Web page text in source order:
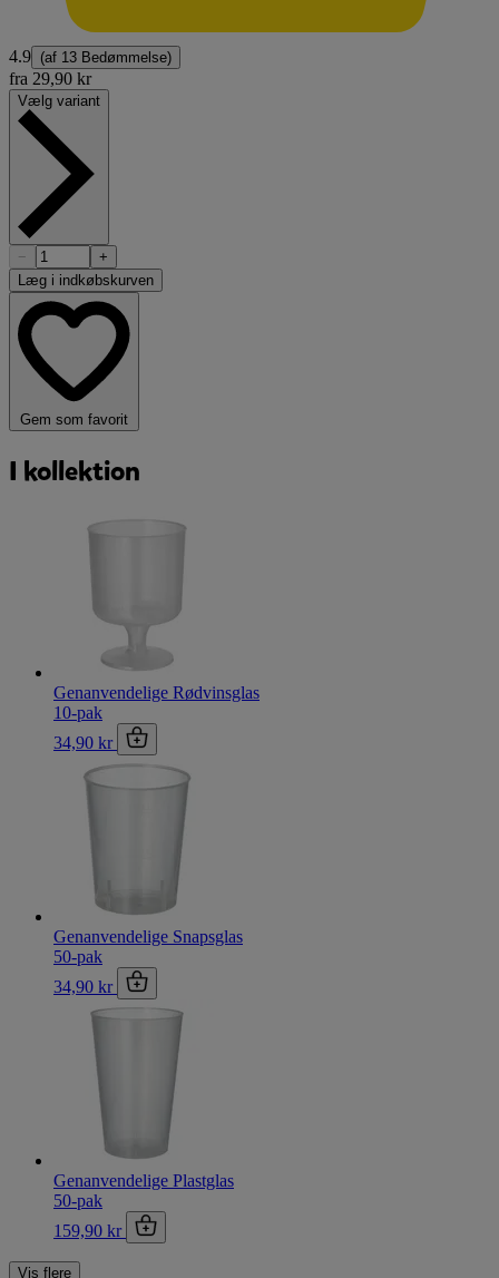
4.9 (af 13 Bedømmelse)
fra 29,90 kr
Vælg variant
−
+
Læg i indkøbskurven
Gem som favorit
I kollektion
Genanvendelige Rødvinsglas
10-pak
34,90 kr
Genanvendelige Snapsglas
50-pak
34,90 kr
Genanvendelige Plastglas
50-pak
159,90 kr
Vis flere